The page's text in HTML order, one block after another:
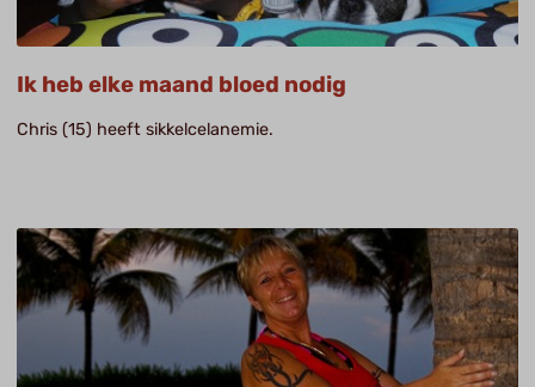
Ik heb elke maand bloed nodig
Chris (15) heeft sikkelcelanemie.